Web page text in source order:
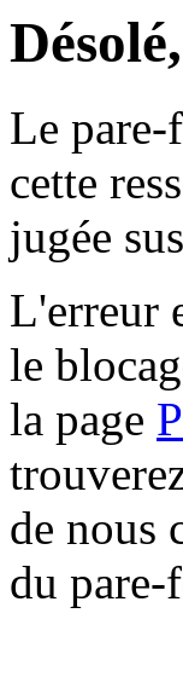
Le pare-
cette
jugée
L'erreur
le
la page
de nous
du pare-